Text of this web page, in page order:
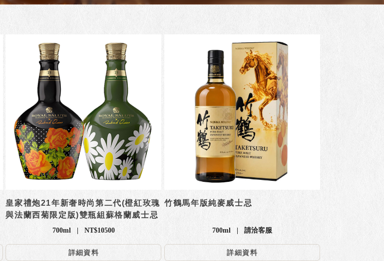
皇家禮炮21年新奢時尚第二代(橙紅玫瑰
與法蘭西菊限定版)雙瓶組蘇格蘭威士忌
700ml | NT$10500
詳細資料
竹鶴馬年版純麥威士忌
700ml | 請洽客服
詳細資料